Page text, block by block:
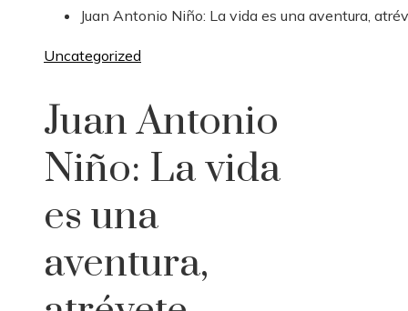
Juan Antonio Niño: La vida es una aventura,
Uncategorized
Juan Antonio
Niño: La vida
es una
aventura,